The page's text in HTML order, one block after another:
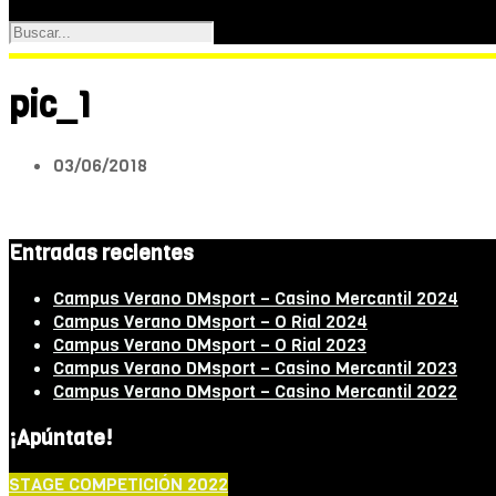
pic_1
03/06/2018
Entradas recientes
Campus Verano DMsport – Casino Mercantil 2024
Campus Verano DMsport – O Rial 2024
Campus Verano DMsport – O Rial 2023
Campus Verano DMsport – Casino Mercantil 2023
Campus Verano DMsport – Casino Mercantil 2022
¡Apúntate!
STAGE COMPETICIÓN 2022